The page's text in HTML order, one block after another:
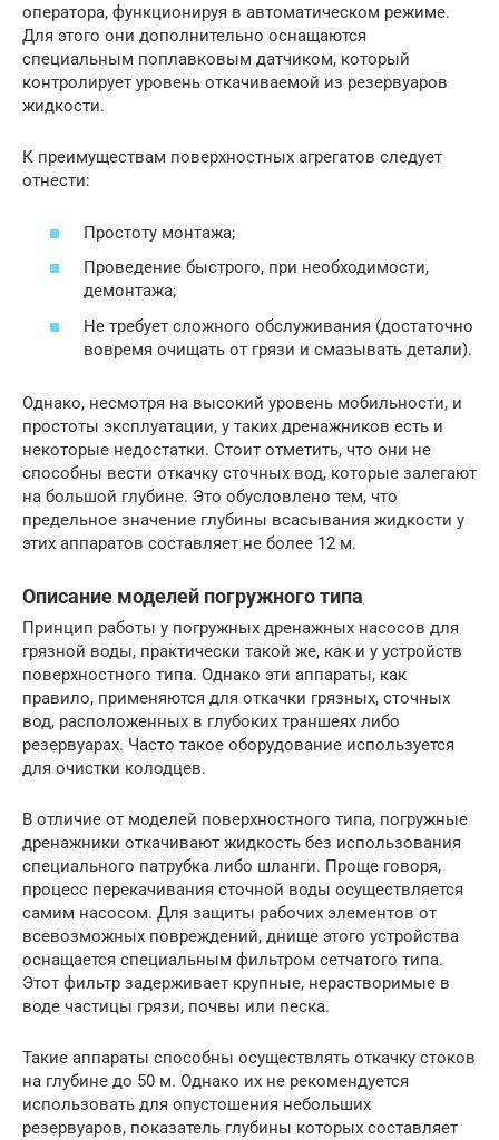
оператора, функционируя в автоматическом режиме.
Для этого они дополнительно оснащаются
специальным поплавковым датчиком, который
контролирует уровень откачиваемой из резервуаров
жидкости.
К преимуществам поверхностных агрегатов следует
отнести:
Простоту монтажа;
Проведение быстрого, при необходимости,
демонтажа;
Не требует сложного обслуживания (достаточно
вовремя очищать от грязи и смазывать детали).
Однако, несмотря на высокий уровень мобильности, и
простоты эксплуатации, у таких дренажников есть и
некоторые недостатки. Стоит отметить, что они не
способны вести откачку сточных вод, которые залегают
на большой глубине. Это обусловлено тем, что
предельное значение глубины всасывания жидкости у
этих аппаратов составляет не более 12 м.
Описание моделей погружного типа
Принцип работы у погружных дренажных насосов для
грязной воды, практически такой же, как и у устройств
поверхностного типа. Однако эти аппараты, как
правило, применяются для откачки грязных, сточных
вод, расположенных в глубоких траншеях либо
резервуарах. Часто такое оборудование используется
для очистки колодцев.
В отличие от моделей поверхностного типа, погружные
дренажники откачивают жидкость без использования
специального патрубка либо шланги. Проще говоря,
процесс перекачивания сточной воды осуществляется
самим насосом. Для защиты рабочих элементов от
всевозможных повреждений, днище этого устройства
оснащается специальным фильтром сетчатого типа.
Этот фильтр задерживает крупные, нерастворимые в
воде частицы грязи, почвы или песка.
Такие аппараты способны осуществлять откачку стоков
на глубине до 50 м. Однако их не рекомендуется
использовать для опустошения небольших
резервуаров, показатель глубины которых составляет